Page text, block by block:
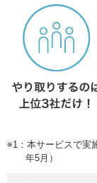
※1：本サービスで実
年5月）